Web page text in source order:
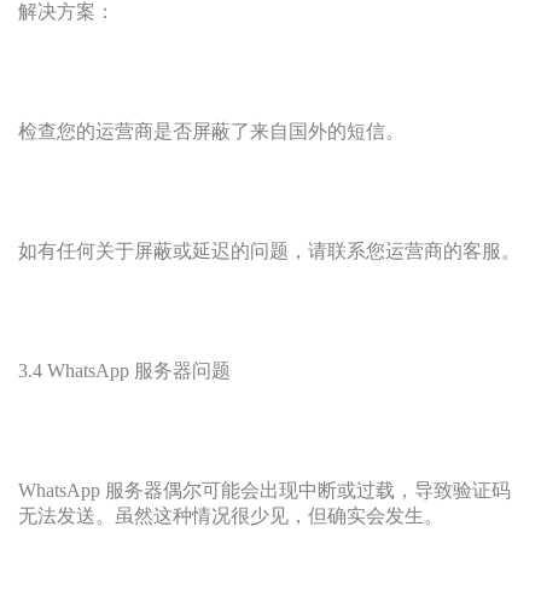
解决方案：
检查您的运营商是否屏蔽了来自国外的短信。
如有任何关于屏蔽或延迟的问题，请联系您运营商的客服。
3.4 WhatsApp 服务器问题
WhatsApp 服务器偶尔可能会出现中断或过载，导致验证码
无法发送。虽然这种情况很少见，但确实会发生。